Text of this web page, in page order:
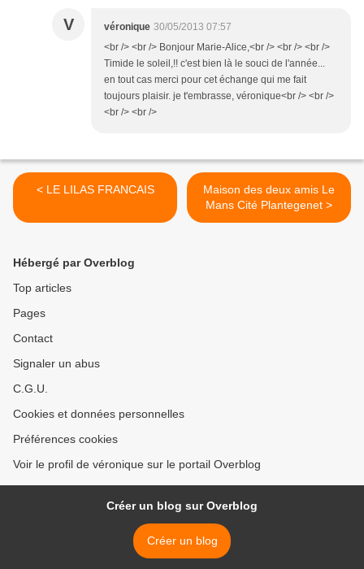
V véronique 30/05/2013 07:57
<br /> <br /> Bonjour Marie-Alice,<br /> <br /> <br />
Timide le soleil,!! c'est bien là le souci de l'année...
en tout cas merci pour cet échange qui me fait
toujours plaisir. je t'embrasse, véronique<br /> <br />
<br /> <br />
< LE LILAS FRANCAIS
Maison des deux amis Le
Mans Cité Plantegenet >
Hébergé par Overblog
Top articles
Pages
Contact
Signaler un abus
C.G.U.
Cookies et données personnelles
Préférences cookies
Voir le profil de véronique sur le portail Overblog
Créer un blog sur Overblog
Créer un blog